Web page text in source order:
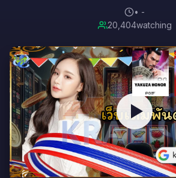
• -
20,404watching